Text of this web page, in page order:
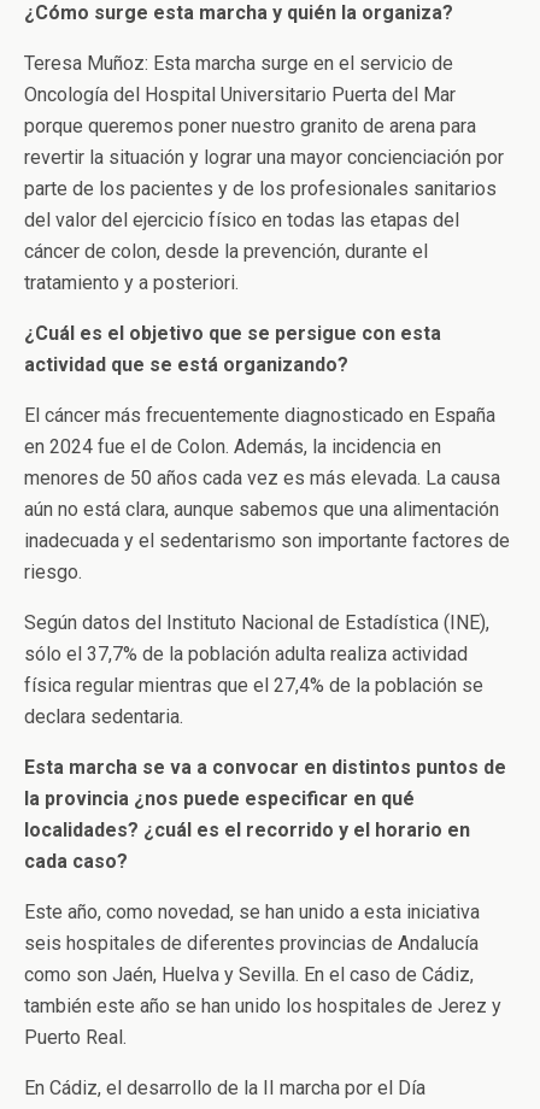
¿Cómo surge esta marcha y quién la organiza?
Teresa Muñoz: Esta marcha surge en el servicio de
Oncología del Hospital Universitario Puerta del Mar
porque queremos poner nuestro granito de arena para
revertir la situación y lograr una mayor concienciación por
parte de los pacientes y de los profesionales sanitarios
del valor del ejercicio físico en todas las etapas del
cáncer de colon, desde la prevención, durante el
tratamiento y a posteriori.
¿Cuál es el objetivo que se persigue con esta
actividad que se está organizando?
El cáncer más frecuentemente diagnosticado en España
en 2024 fue el de Colon. Además, la incidencia en
menores de 50 años cada vez es más elevada. La causa
aún no está clara, aunque sabemos que una alimentación
inadecuada y el sedentarismo son importante factores de
riesgo.
Según datos del Instituto Nacional de Estadística (INE),
sólo el 37,7% de la población adulta realiza actividad
física regular mientras que el 27,4% de la población se
declara sedentaria.
Esta marcha se va a convocar en distintos puntos de
la provincia ¿nos puede especificar en qué
localidades? ¿cuál es el recorrido y el horario en
cada caso?
Este año, como novedad, se han unido a esta iniciativa
seis hospitales de diferentes provincias de Andalucía
como son Jaén, Huelva y Sevilla. En el caso de Cádiz,
también este año se han unido los hospitales de Jerez y
Puerto Real.
En Cádiz, el desarrollo de la II marcha por el Día